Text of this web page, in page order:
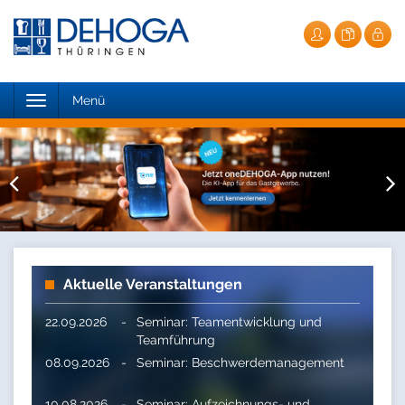
Toggle
navigation
Menü
Aktuelle Veranstaltungen
22.09.2026 -
Seminar: Teamentwicklung und
Teamführung
08.09.2026
- Seminar: Beschwerdemanagement